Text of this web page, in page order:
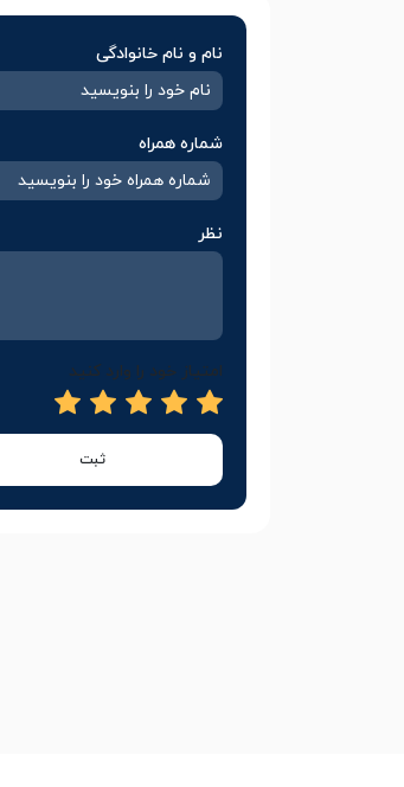
نام و نام خانوادگی
شماره همراه
نظر
امتیاز خود را وارد کنید
ثبت